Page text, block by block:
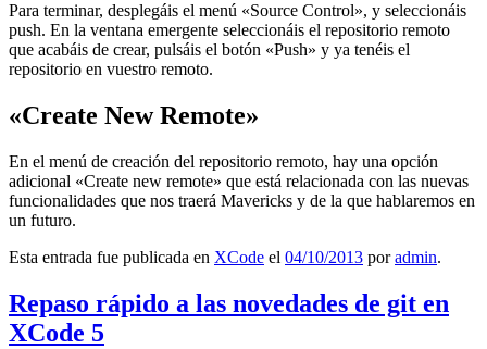
Para terminar, desplegáis el menú «Source Control», y seleccionáis
push. En la ventana emergente seleccionáis el repositorio remoto
que acabáis de crear, pulsáis el botón «Push» y ya tenéis el
repositorio en vuestro remoto.
«Create New Remote»
En el menú de creación del repositorio remoto, hay una opción
adicional «Create new remote» que está relacionada con las nuevas
funcionalidades que nos traerá Mavericks y de la que hablaremos en
un futuro.
Esta entrada fue publicada en XCode el 04/10/2013 poradmin.
Repaso rápido a las novedades de git en
XCode 5